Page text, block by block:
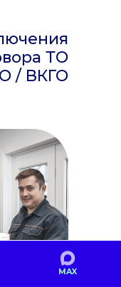
ТО
/ ВКГО
MAX